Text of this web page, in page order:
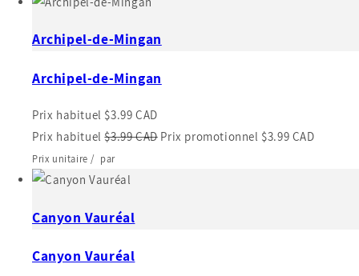
Archipel-de-Mingan
Archipel-de-Mingan
Prix habituel $3.99 CAD
Prix habituel $3.99 CAD Prix promotionnel $3.99 CAD
Prix unitaire / par
Canyon Vauréal
Canyon Vauréal